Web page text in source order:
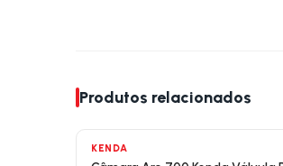
Produtos relacionados
KENDA